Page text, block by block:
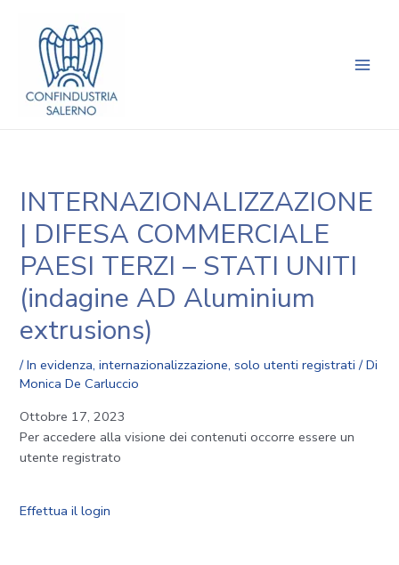
contenuto
INTERNAZIONALIZZAZIONE
| DIFESA COMMERCIALE
PAESI TERZI – STATI UNITI
(indagine AD Aluminium
extrusions)
/In evidenza,internazionalizzazione,solo utenti registrati / Di
Monica De Carluccio
Ottobre 17, 2023
Per accedere alla visione dei contenuti occorre essere un
utente registrato
Effettua il login
articoli